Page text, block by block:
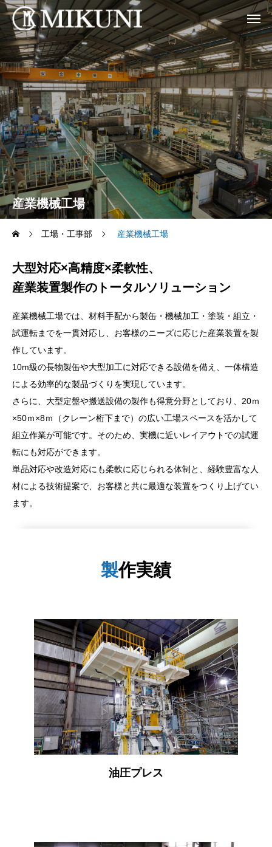
産業機械工場
工場・工事部 産業機械工場
大型対応×高精度×柔軟性、
産業装置製作のトータルソリューション
産業機械工場では、材料手配から製缶・機械加工・塗装・組立・
試運転までを一貫対応し、お客様のニーズに応じた産業装置を製
作しています。
10m級の長物製缶や大型加工に対応できる設備を備え、一体構造
による効率的な製品づくりを実現しています。
さらに、大型定盤や搬送設備の製作も得意分野としており、20ｍ
×50ｍ×8ｍ（クレーン桁下まで）の広い工場スペースを活かして
組立作業が可能です。そのため、実機に近いレイアウトでの試運
転にも対応ができます。
単品対応や改造対応にも柔軟に応じられる体制と、経験豊富な人
材による技術提案で、お客様と共に最適な装置をつくり上げてい
ます。
製作実績
油圧プレス